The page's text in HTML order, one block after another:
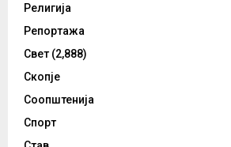
Религија
Репортажа
Свет (2,888)
Скопје
Соопштенија
Спорт